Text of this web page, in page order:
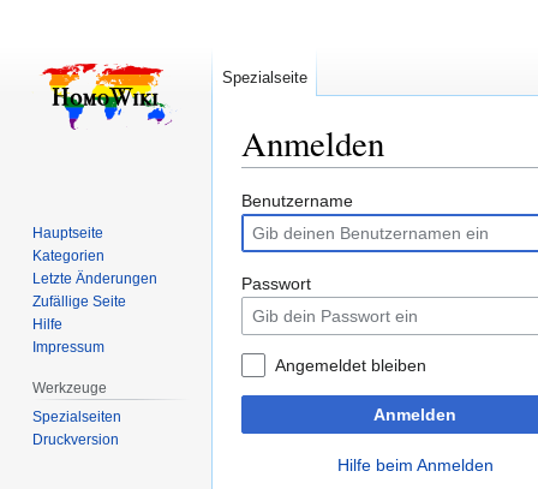
Anmelden
Zur
Navigation
springen
Zur
Suche
springen
Benutzername
Passwort
Angemeldet bleiben
Anmelden
Hilfe beim Anmelden
Spezialseite
Hauptseite
Kategorien
Letzte Änderungen
Zufällige Seite
Hilfe
Impressum
Werkzeuge
Spezialseiten
Druckversion